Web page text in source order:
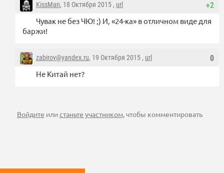
+2
KissMan, 18 Октября 2015 , url
Чувак не без ЧЮ! ;) И, «24-ка» в отличном виде для
баржи!
0
zabirov@yandex.ru, 19 Октября 2015 , url
Не Китай нет?
Войдите илистаньте участником, чтобы комментировать